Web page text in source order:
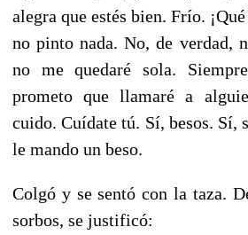
alegra que estés bien. Frío.
no pinto nada. No, de verdad,
no me quedaré sola.
prometo que llamaré a
cuido. Cuídate tú. Sí, besos. Sí,
le mando un beso.
Colgó y se sentó con la taza.
sorbos, se justificó: